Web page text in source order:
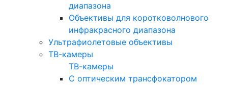
диапазона
Объективы для коротковолнового
инфракрасного диапазона
Ультрафиолетовые объективы
ТВ-камеры
ТВ-камеры
С оптическим трансфокатором